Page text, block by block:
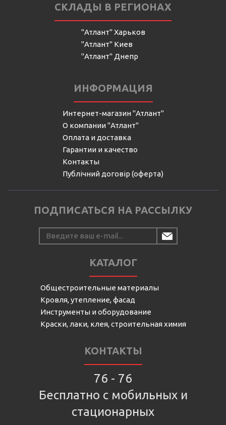
СКЛАДЫ В РЕГИОНАХ
"Атлант" Харьков
"Атлант" Киев
"Атлант" Днепр
ИНФОРМАЦИЯ
Интернет-магазин "Атлант"
О компании "Атлант"
Оплата и доставка
Гарантии и качество
Контакты
Публічний договір (оферта)
ПОДПИСАТЬСЯ НА РАССЫЛКУ
КАТАЛОГ
Общестроительные материалы
Кровля, утепление, фасад
Инструменты и оборудование
Краски, лаки, клея, строительная химия
КОНТАКТЫ
76 - 76
Бесплатно с мобильных и
стационарных